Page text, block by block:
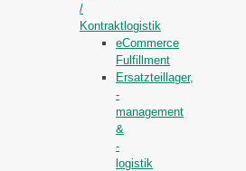
/
Kontraktlogistik
eCommerce
Fulfillment
Ersatzteillager,
-
management
&
-
logistik